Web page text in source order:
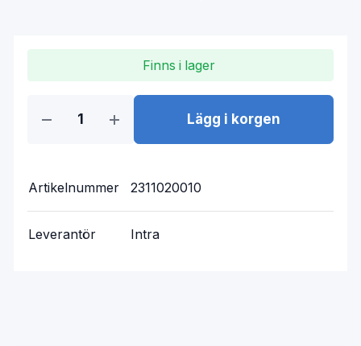
Finns i lager
Lägg i korgen
Artikelnummer 2311020010
Leverantör Intra